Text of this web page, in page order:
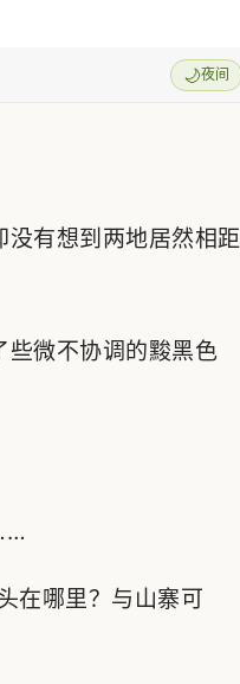
🌙夜间
有想到两地居然相距
些微不协调的黢黑色
在哪里？与山寨可